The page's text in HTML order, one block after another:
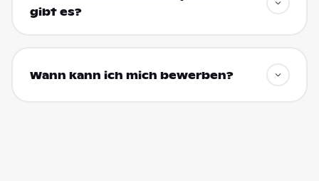
gibt es?
Wann kann ich mich bewerben?